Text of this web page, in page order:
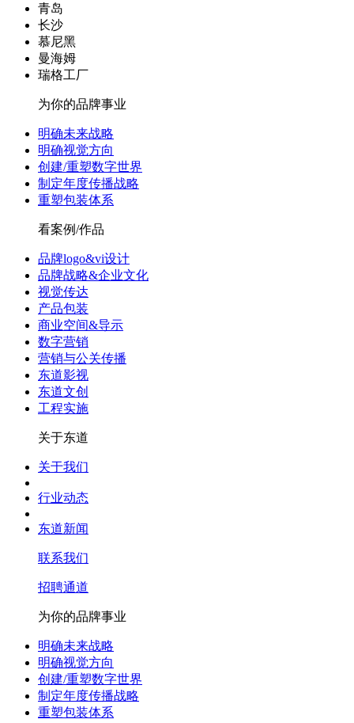
青岛
长沙
慕尼黑
曼海姆
瑞格工厂
为你的品牌事业
明确未来战略
明确视觉方向
创建/重塑数字世界
制定年度传播战略
重塑包装体系
看案例/作品
品牌logo&vi设计
品牌战略&企业文化
视觉传达
产品包装
商业空间&导示
数字营销
营销与公关传播
东道影视
东道文创
工程实施
关于东道
关于我们
行业动态
东道新闻
联系我们
招聘通道
为你的品牌事业
明确未来战略
明确视觉方向
创建/重塑数字世界
制定年度传播战略
重塑包装体系